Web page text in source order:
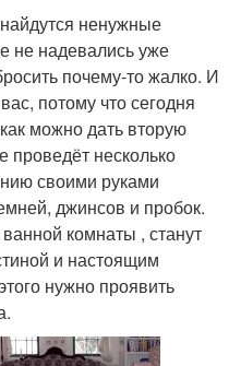
ненужные
не надевались уже
почему-то жалко. И
потому что сегодня
можно дать вторую
несколько
своими руками
джинсов и пробок.
комнаты , станут
и настоящим
нужно проявить